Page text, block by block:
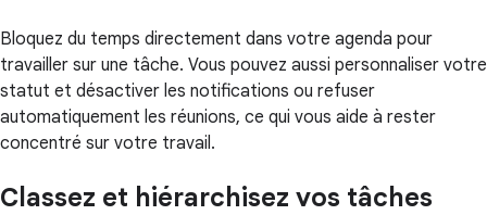
Bloquez du temps directement dans votre agenda pour
travailler sur une tâche. Vous pouvez aussi personnaliser votre
statut et désactiver les notifications ou refuser
automatiquement les réunions, ce qui vous aide à rester
concentré sur votre travail.
Classez et hiérarchisez vos tâches